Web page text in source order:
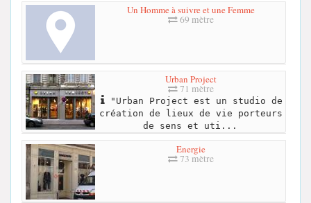
Un Homme à suivre et une Femme
69 mètre
Urban Project
71 mètre
"Urban Project est un studio de
création de lieux de vie porteurs
de sens et uti...
Energie
73 mètre